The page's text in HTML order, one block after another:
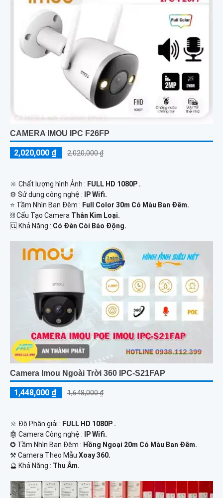
CAMERA IMOU IPC F26FP
2,020,000 ₫ 2,020,000 ₫
🔆 Chất lượng hình Ảnh : FULL HD 1080P .
⚙ Sử dụng công nghệ :
IP Wifi.
⭐ Tầm Nhìn Ban Đêm : Full Color 30m Có Màu Ban Đêm.
⛓ Cấu Tạo Camera Thân Kim Loại.
️🆑 Khả Năng : Có Đèn Còi Báo Động.
Camera Imou Ngoài Trời 360 IPC-S21FAP
1,448,000 ₫ 1,648,000 ₫
🔆 Độ Phân giải : FULL HD 1080P .
🤖️ Camera Công nghệ : IP Wifi.
✪ Tầm Nhìn Ban Đêm : Hồng Ngoại 20m Có Màu Ban Đêm.
⚒ Camera Theo Mẫu Xoay 360.
️🔮 Khả Năng : Thu Âm.